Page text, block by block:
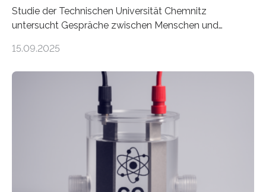
Studie der Technischen Universität Chemnitz
untersucht Gespräche zwischen Menschen und
Podcast. Bereits jetzt arbeiten Menschen eng mit
Industrie. In Zukunft wird das voraussichtlich noch
Roboter-Teams eigentlich währenddessen? Und vor
allem wie? „Uns interessiert, ob Menschen im Team mit
dem Roboter anders sprechen als im Team mit
anderen Menschen“, so die Sprachwissenschaftlerin
Prof. Dr. Christina Sanchez-Stockhammer von der
Technischen Universität…
15.09.2025